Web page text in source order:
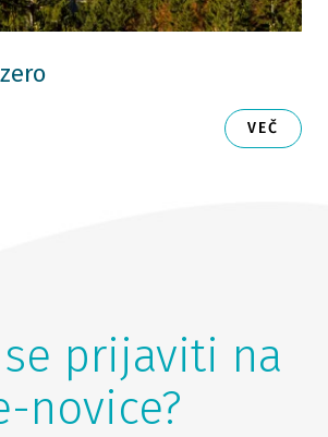
VEČ
prijaviti na
novice?